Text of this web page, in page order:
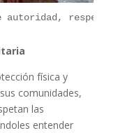
autoridad, respeto
física y
comunidades,
las
entender